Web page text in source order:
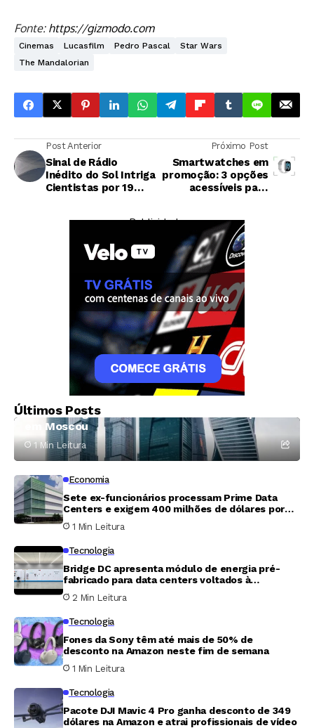
Fonte: https://gizmodo.com
Cinemas Lucasfilm Pedro Pascal
Star Wars
The Mandalorian
Post Anterior
Sinal de Rádio
Inédito do Sol Intriga
Cientistas por 19
Próximo Post
Smartwatches em
promoção: 3 opções
acessíveis para
— Publicidade —
Últimos Posts
Criptomoedas
Rússia fecha nove corretoras clandestinas de
moedas digitais e detém mais de 20 suspeitos
em Moscou
1 Min Leitura
Economia
Sete ex-funcionários processam Prime Data
Centers e exigem 400 milhões de dólares por
fraude em participação acionária
1 Min Leitura
Tecnologia
Bridge DC apresenta módulo de energia pré-
fabricado para data centers voltados à
inteligência artificial
2 Min Leitura
Tecnologia
Fones da Sony têm até mais de 50% de
desconto na Amazon neste fim de semana
1 Min Leitura
Tecnologia
Pacote DJI Mavic 4 Pro ganha desconto de 349
dólares na Amazon e atrai profissionais de vídeo